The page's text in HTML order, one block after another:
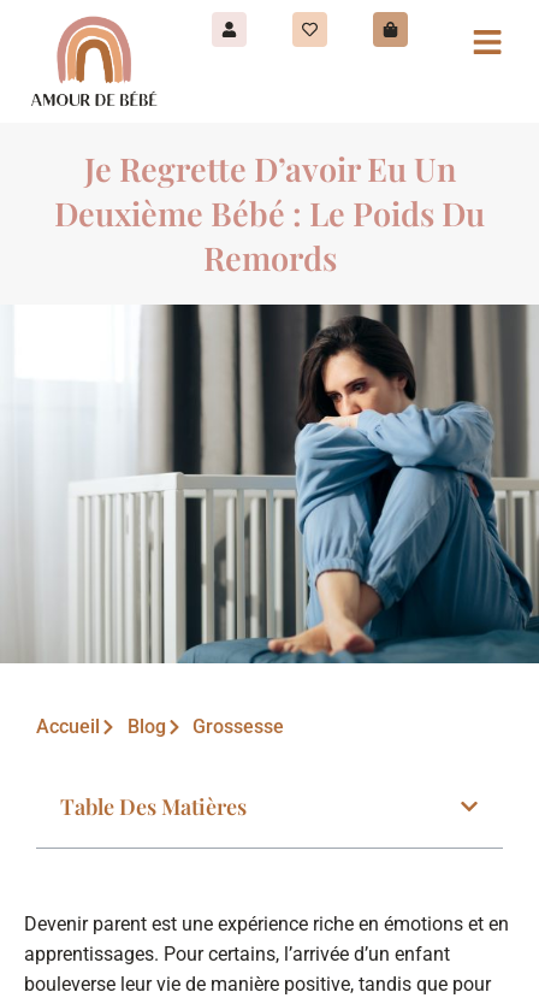
Je Regrette D’avoir Eu Un
Deuxième Bébé : Le Poids Du
Remords
Accueil Blog Grossesse
Table Des Matières
Devenir parent est une expérience riche en émotions et en
apprentissages. Pour certains, l’arrivée d’un enfant
bouleverse leur vie de manière positive, tandis que pour